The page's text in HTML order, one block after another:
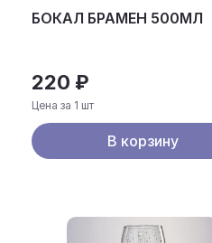
БОКАЛ БРАМЕН 500МЛ
220 ₽
Цена за 1 шт
В корзину